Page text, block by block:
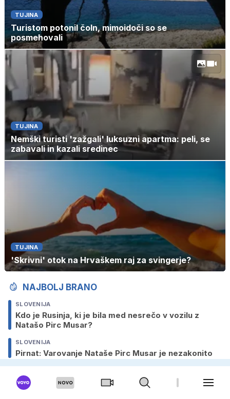
TUJINA
Turistom potonil čoln, mimoidoči so se
posmehovali
TUJINA
Nemški turisti 'zažgali' luksuzni apartma: peli, se
zabavali in kazali sredinec
TUJINA
'Skrivni' otok na Hrvaškem raj za svingerje?
NAJBOLJ BRANO
SLOVENIJA
Kdo je Rusinja, ki je bila med nesrečo v vozilu z
Natašo Pirc Musar?
SLOVENIJA
Pirnat: Varovanje Nataše Pirc Musar je nezakonito
Kdo si najbolj mane roke ob obisku Dončićevih
Lakersov v Sloveniji?